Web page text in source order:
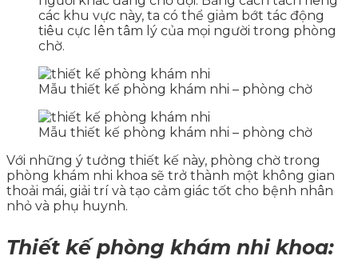
các khu vực này, ta có thể giảm bớt tác động
tiêu cực lên tâm lý của mọi người trong phòng
chờ.
Mẫu thiết kế phòng khám nhi – phòng chờ
Mẫu thiết kế phòng khám nhi – phòng chờ
Với những ý tưởng thiết kế này, phòng chờ trong
phòng khám nhi khoa sẽ trở thành một không gian
thoải mái, giải trí và tạo cảm giác tốt cho bệnh nhân
nhỏ và phụ huynh.
Thiết kế phòng khám nhi khoa: